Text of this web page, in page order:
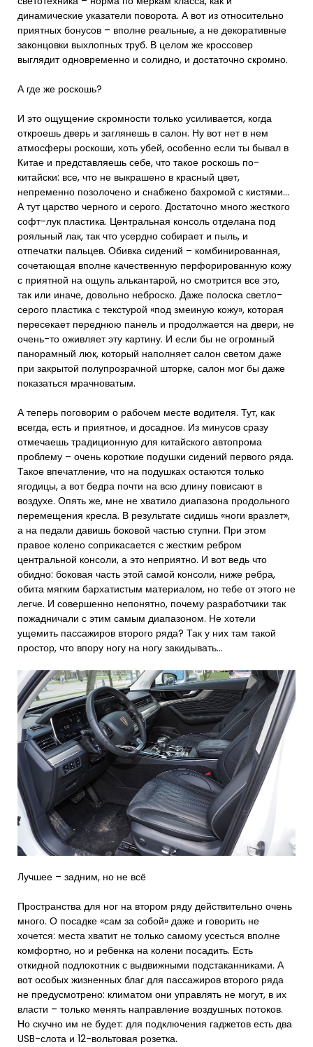
динамические указатели поворота. А вот из относительно
приятных бонусов – вполне реальные, а не декоративные
законцовки выхлопных труб. В целом же кроссовер
выглядит одновременно и солидно, и достаточно скромно.
А где же роскошь?
И это ощущение скромности только усиливается, когда
откроешь дверь и заглянешь в салон. Ну вот нет в нем
атмосферы роскоши, хоть убей, особенно если ты бывал в
Китае и представляешь себе, что такое роскошь по-
китайски: все, что не выкрашено в красный цвет,
непременно позолочено и снабжено бахромой с кистями…
А тут царство черного и серого. Достаточно много жесткого
софт-лук пластика. Центральная консоль отделана под
рояльный лак, так что усердно собирает и пыль, и
отпечатки пальцев. Обивка сидений – комбинированная,
сочетающая вполне качественную перфорированную кожу
с приятной на ощупь алькантарой, но смотрится все это,
так или иначе, довольно неброско. Даже полоска светло-
серого пластика с текстурой «под змеиную кожу», которая
пересекает переднюю панель и продолжается на двери, не
очень-то оживляет эту картину. И если бы не огромный
панорамный люк, который наполняет салон светом даже
при закрытой полупрозрачной шторке, салон мог бы даже
показаться мрачноватым.
А теперь поговорим о рабочем месте водителя. Тут, как
всегда, есть и приятное, и досадное. Из минусов сразу
отмечаешь традиционную для китайского автопрома
проблему – очень короткие подушки сидений первого ряда.
Такое впечатление, что на подушках остаются только
ягодицы, а вот бедра почти на всю длину повисают в
воздухе. Опять же, мне не хватило диапазона продольного
перемещения кресла. В результате сидишь «ноги вразлет»,
а на педали давишь боковой частью ступни. При этом
правое колено соприкасается с жестким ребром
центральной консоли, а это неприятно. И вот ведь что
обидно: боковая часть этой самой консоли, ниже ребра,
обита мягким бархатистым материалом, но тебе от этого не
легче. И совершенно непонятно, почему разработчики так
пожадничали с этим самым диапазоном. Не хотели
ущемить пассажиров второго ряда? Так у них там такой
простор, что впору ногу на ногу закидывать…
Лучшее – задним, но не всё
Пространства для ног на втором ряду действительно очень
много. О посадке «сам за собой» даже и говорить не
хочется: места хватит не только самому усесться вполне
комфортно, но и ребенка на колени посадить. Есть
откидной подлокотник с выдвижными подстаканниками. А
вот особых жизненных благ для пассажиров второго ряда
не предусмотрено: климатом они управлять не могут, в их
власти – только менять направление воздушных потоков.
Но скучно им не будет: для подключения гаджетов есть два
USB-слота и 12-вольтовая розетка.